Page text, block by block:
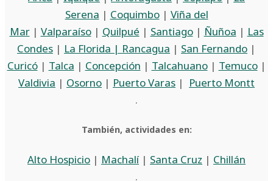
Serena | Coquimbo| Viña del
Mar| Valparaíso| Quilpué | Santiago| Ñuñoa | Las
Condes | La Florida | Rancagua | San Fernando |
Curicó| Talca | Concepción | Talcahuano| Temuco|
Valdivia | Osorno | Puerto Varas |
Puerto Montt
.
También, actividades en:
Alto Hospicio | Machalí | Santa Cruz | Chillán
.